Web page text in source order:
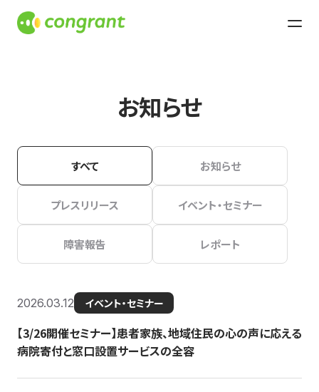
お知らせ
すべて お知らせ
プレスリリース イベント・セミナー
障害報告 レポート
2026.03.12 イベント・セミナー
【3/26開催セミナー】患者家族、地域住民の心の声に応える
病院寄付と窓口設置サービスの全容